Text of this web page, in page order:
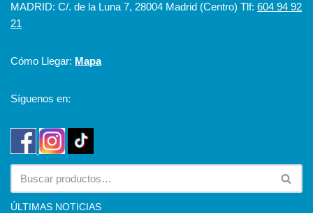
MADRID: C/. de la Luna 7, 28004 Madrid (Centro) Tlf: 604 94 92
21
Cómo Llegar: Mapa
Síguenos en:
ÚLTIMAS NOTICIAS